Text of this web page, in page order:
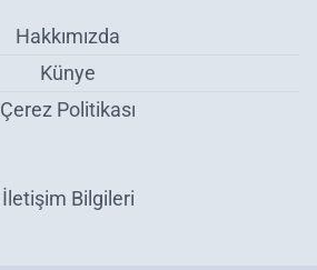
Hakkımızda
Künye
Çerez Politikası
İletişim Bilgileri